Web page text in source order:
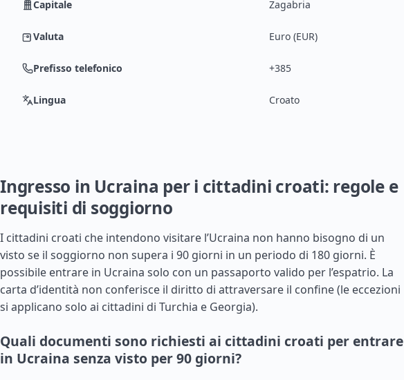
Capitale Zagabria
Valuta Euro (EUR)
Prefisso telefonico +385
Lingua Croato
Ingresso in Ucraina per i cittadini croati: regole e
requisiti di soggiorno
I cittadini croati che intendono visitare l’Ucraina non hanno bisogno di un
visto se il soggiorno non supera i 90 giorni in un periodo di 180 giorni. È
possibile entrare in Ucraina solo con un passaporto valido per l’espatrio. La
carta d’identità non conferisce il diritto di attraversare il confine (le eccezioni
si applicano solo ai cittadini di Turchia e Georgia).
Quali documenti sono richiesti ai cittadini croati per entrare
in Ucraina senza visto per 90 giorni?